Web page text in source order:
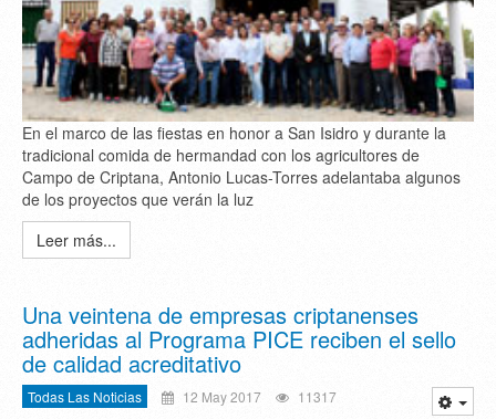
En el marco de las fiestas en honor a San Isidro y durante la
tradicional comida de hermandad con los agricultores de
Campo de Criptana, Antonio Lucas-Torres adelantaba algunos
de los proyectos que verán la luz
Leer más...
Una veintena de empresas criptanenses
adheridas al Programa PICE reciben el sello
de calidad acreditativo
Todas Las Noticias 12 May 2017 11317